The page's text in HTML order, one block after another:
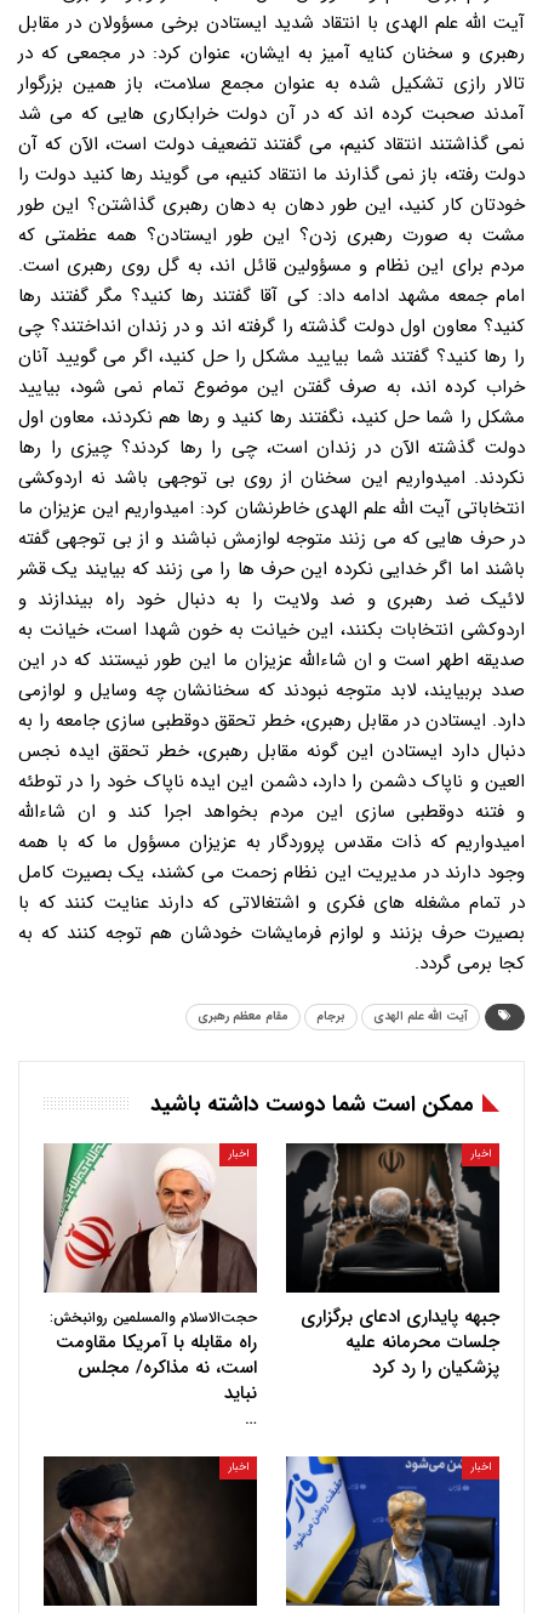
آیت الله علم الهدی برجام مقام معظم رهبری
ممکن است شما دوست داشته باشید
اخبار
جبهه پایداری ادعای برگزاری
جلسات محرمانه علیه
پزشکیان را رد کرد
اخبار
حجت‌الاسلام والمسلمین روانبخش:
راه مقابله با آمریکا مقاومت
است، نه مذاکره/ مجلس
نباید
…
اخبار اخبار